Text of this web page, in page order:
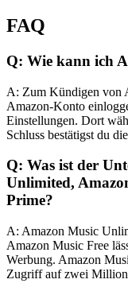
FAQ
Q: Wie kann ich
A: Zum Kündigen von
Amazon-Konto
Einstellungen. Dort
Schluss bestätigst du
Q: Was ist der
Unlimited,
Prime?
A: Amazon Music
Amazon Music Free
Werbung. Amazon
Zugriff auf zwei